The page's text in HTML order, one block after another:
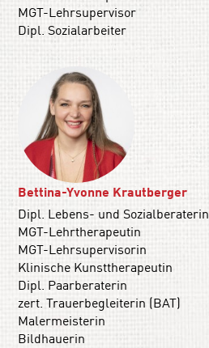
MGT-Lehrsupervisor
Dipl. Sozialarbeiter
Bettina-Yvonne Krautberger
Dipl. Lebens- und Sozialberaterin
MGT-Lehrtherapeutin
MGT-Lehrsupervisorin
Klinische Kunsttherapeutin
Dipl. Paarberaterin
zert. Trauerbegleiterin (BAT)
Malermeisterin
Bildhauerin